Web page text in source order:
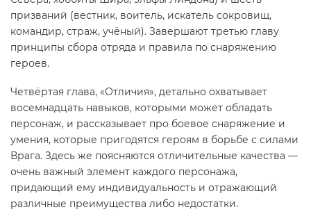
призваний (вестник, воитель, искатель сокровищ,
командир, страж, учёный). Завершают третью главу
принципы сбора отряда и правила по снаряжению
героев.
Четвёртая глава, «Отличия», детально охватывает
восемнадцать навыков, которыми может обладать
персонаж, и рассказывает про боевое снаряжение и
умения, которые пригодятся героям в борьбе с силами
Врага. Здесь же поясняются отличительные качества —
очень важный элемент каждого персонажа,
придающий ему индивидуальность и отражающий
различные преимущества либо недостатки.